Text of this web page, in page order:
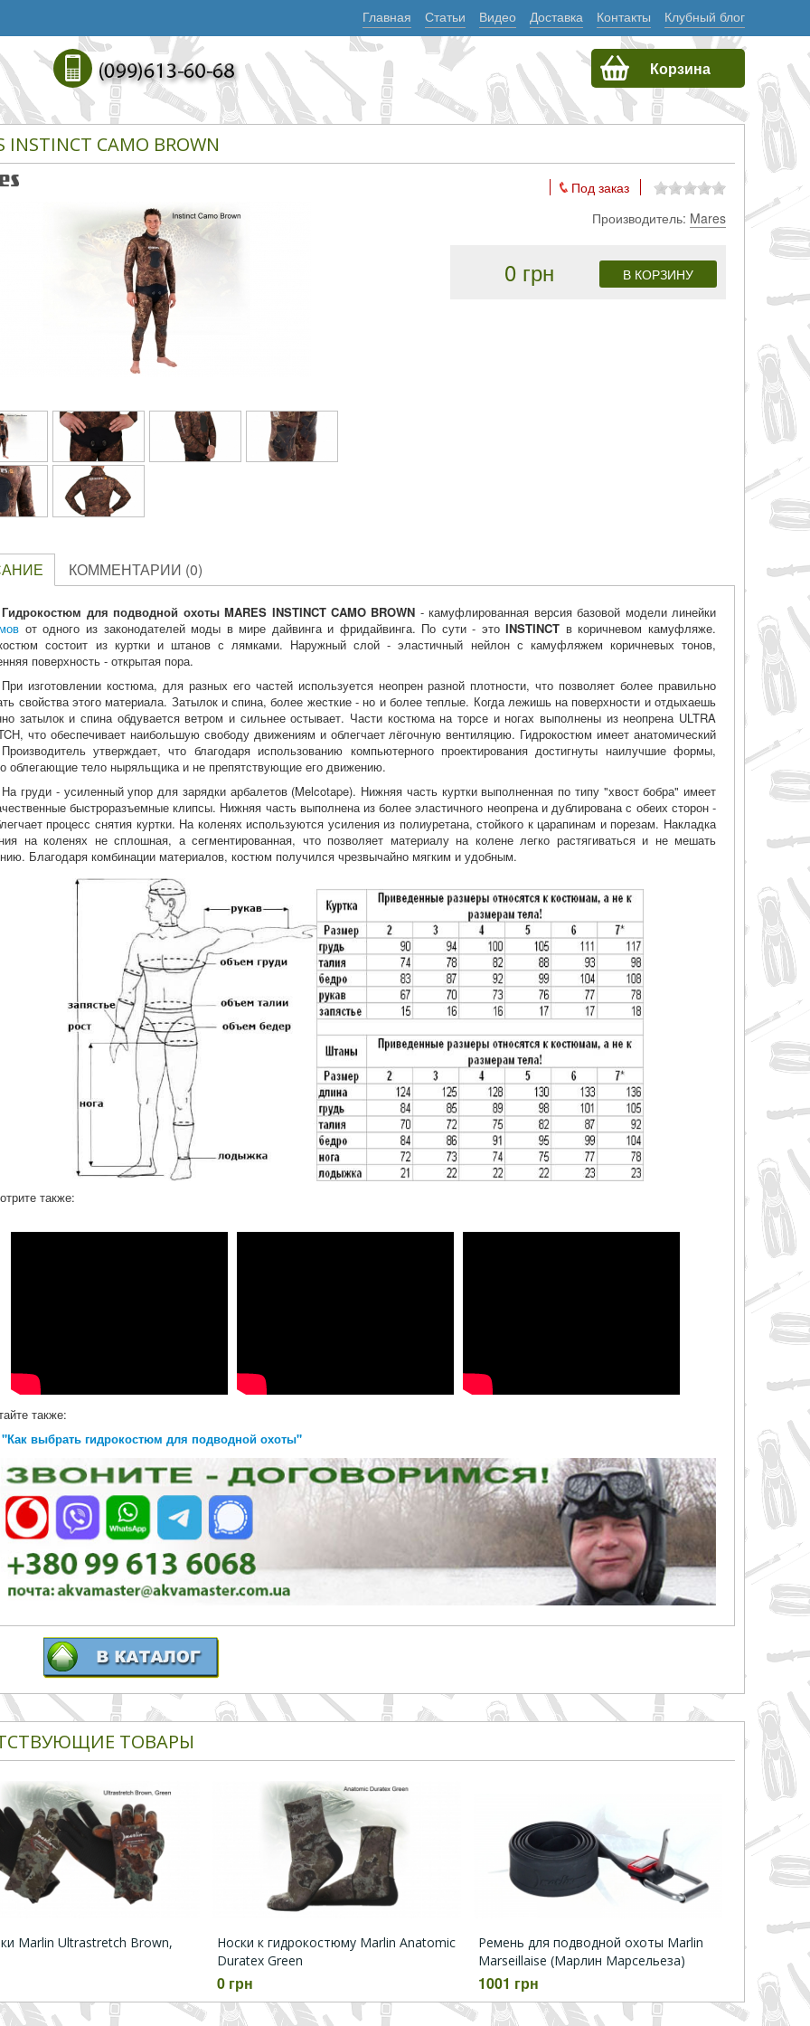
Главная Статьи Видео Доставка Контакты Клубный блог
Корзина
INSTINCT CAMO BROWN
Под заказ
Производитель: Mares
0 грн
КОММЕНТАРИИ (0)
Гидрокостюм для подводной охоты MARES INSTINCT CAMO BROWN - камуфлированная версия базовой модели линейки
от одного из законодателей моды в мире дайвинга и фридайвинга. По сути - этоINSTINCT в коричневом камуфляже.
состоит из куртки и штанов с лямками. Наружный слой - эластичный нейлон с камуфляжем коричневых тонов,
поверхность - открытая пора.
При изготовлении костюма, для разных его частей используется неопрен разной плотности, что позволяет более правильно
свойства этого материала. Затылок и спина, более жесткие - но и более теплые. Когда лежишь на поверхности и отдыхаешь
затылок и спина обдувается ветром и сильнее остывает. Части костюма на торсе и ногах выполнены из неопрена ULTRA
что обеспечивает наибольшую свободу движениям и облегчает лёгочную вентиляцию. Гидрокостюм имеет анатомический
утверждает, что благодаря использованию компьютерного проектирования достигнуты наилучшие формы,
облегающие тело ныряльщика и не препятствующие его движению.
На груди - усиленный упор для зарядки арбалетов (Melcotape). Нижняя часть куртки выполненная по типу "хвост бобра" имеет
быстроразъемные клипсы. Нижняя часть выполнена из более эластичного неопрена и дублирована с обеих сторон -
процесс снятия куртки. На коленях используются усиления из полиуретана, стойкого к царапинам и порезам. Накладка
на коленях не сплошная, а сегментированная, что позволяет материалу на колене легко растягиваться и не мешать
Благодаря комбинации материалов, костюм получился чрезвычайно мягким и удобным.
также:
также:
"Как выбрать гидрокостюм для подводной охоты"
ТОВАРЫ
Marlin Ultrastretch Brown,
Носки к гидрокостюму Marlin Anatomic
Duratex Green
0 грн
Ремень для подводной охоты Marlin
Marseillaise (Марлин Марсельеза)
1001 грн